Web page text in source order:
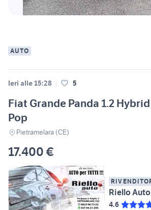
AUTO
Ieri alle 15:28 5
Fiat Grande Panda 1.2 Hybrid
Pop
Pietramelara (CE)
17.400 €
Riello Auto
4.6